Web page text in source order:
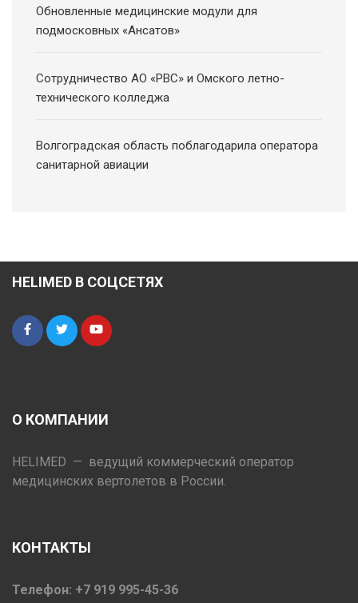
Обновленные медицинские модули для
подмосковных «Ансатов»
Сотрудничество АО «РВС» и Омского летно-
технического колледжа
Волгоградская область поблагодарила оператора
санитарной авиации
HELIMED В СОЦСЕТЯХ
О КОМПАНИИ
HELIMED — ведущий коммерческий оператор
медицинских вертолетов в России.
КОНТАКТЫ
Телефон: +7 919 995-45-36